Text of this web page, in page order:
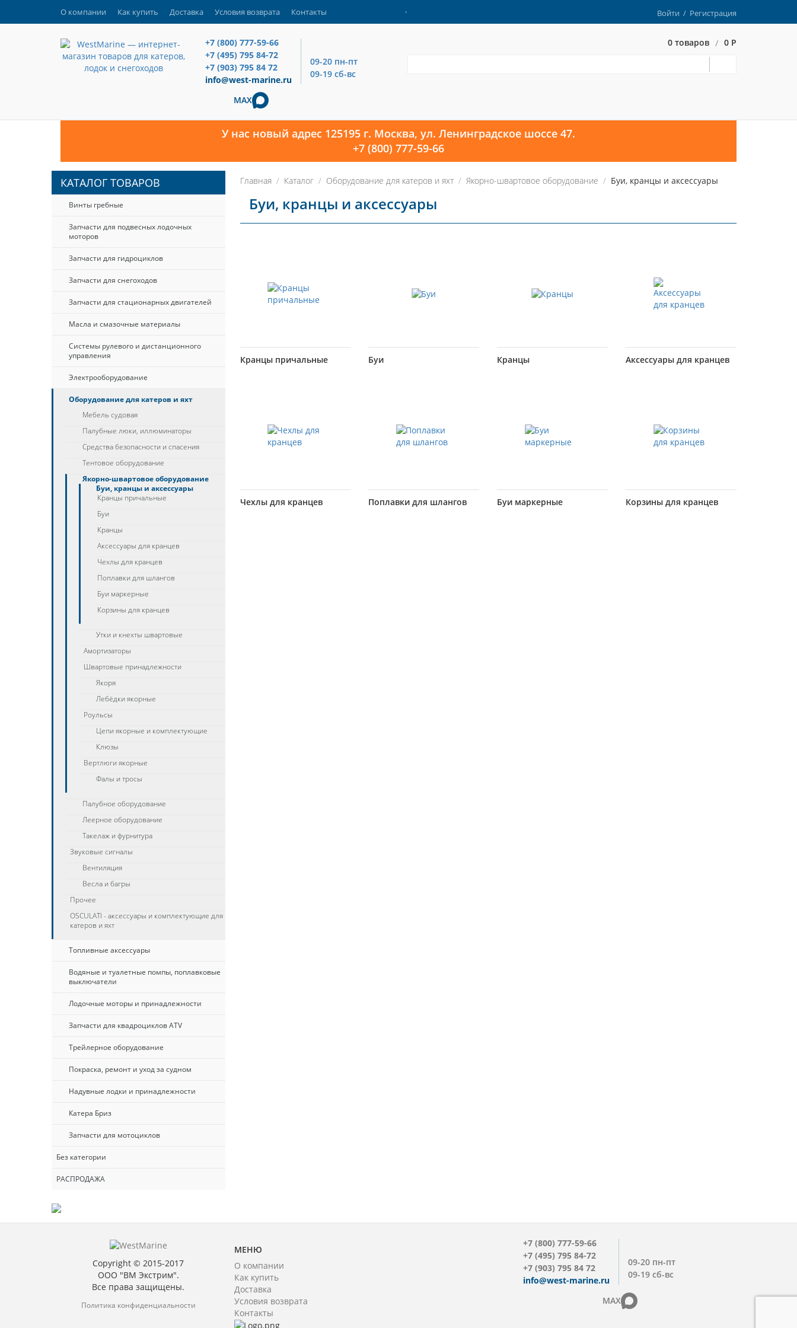
О компании Как купить Доставка Условия возврата Контакты Войти / Регистрация
+7 (800) 777-59-66
+7 (495) 795 84-72
+7 (903) 795 84 72
info@west-marine.ru
09-20 пн-пт
09-19 сб-вс
MAX
0 товаров / 0 Р
У нас новый адрес 125195 г. Москва, ул. Ленинградское шоссе 47.
+7 (800) 777-59-66
Главная Каталог Оборудование для катеров и яхт Якорно-швартовое оборудование Буи, кранцы и аксессуары
Буи, кранцы и аксессуары
Кранцы причальные Буи Кранцы Аксессуары для кранцев
Чехлы для кранцев Поплавки для шлангов Буи маркерные Корзины для кранцев
КАТАЛОГ ТОВАРОВ
Винты гребные
Запчасти для подвесных лодочных
моторов
Запчасти для гидроциклов
Запчасти для снегоходов
Запчасти для стационарных двигателей
Масла и смазочные материалы
Системы рулевого и дистанционного
управления
Электрооборудование
Оборудование для катеров и яхт
Мебель судовая
Палубные люки, иллюминаторы
Средства безопасности и спасения
Тентовое оборудование
Якорно-швартовое оборудование
Буи, кранцы и аксессуары
Кранцы причальные
Буи
Кранцы
Аксессуары для кранцев
Чехлы для кранцев
Поплавки для шлангов
Буи маркерные
Корзины для кранцев
Утки и кнехты швартовые
Амортизаторы
Швартовые принадлежности
Якоря
Лебёдки якорные
Роульсы
Цепи якорные и комплектующие
Клюзы
Вертлюги якорные
Фалы и тросы
Палубное оборудование
Леерное оборудование
Такелаж и фурнитура
Звуковые сигналы
Вентиляция
Весла и багры
Прочее
OSCULATI - аксессуары и комплектующие для
катеров и яхт
Топливные аксессуары
Водяные и туалетные помпы, поплавковые
выключатели
Лодочные моторы и принадлежности
Запчасти для квадроциклов ATV
Трейлерное оборудование
Покраска, ремонт и уход за судном
Надувные лодки и принадлежности
Катера Бриз
Запчасти для мотоциклов
Без категории
РАСПРОДАЖА
Copyright © 2015-2017
ООО "ВМ Экстрим".
Все права защищены.
Политика конфиденциальности
МЕНЮ
О компании
Как купить
Доставка
Условия возврата
Контакты
+7 (800) 777-59-66
+7 (495) 795 84-72
+7 (903) 795 84 72
info@west-marine.ru
09-20 пн-пт
09-19 сб-вс
MAX